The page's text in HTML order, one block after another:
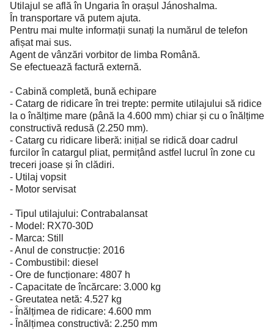
Utilajul se află în Ungaria în orașul Jánoshalma.
În transportare vă putem ajuta.
Pentru mai multe informații sunați la numărul de telefon
afișat mai sus.
Agent de vânzări vorbitor de limba Română.
Se efectuează factură externă.
- Cabină completă, bună echipare
- Catarg de ridicare în trei trepte: permite utilajului să ridice
la o înălțime mare (până la 4.600 mm) chiar și cu o înălțime
constructivă redusă (2.250 mm).
- Catarg cu ridicare liberă: inițial se ridică doar cadrul
furcilor în catargul pliat, permițând astfel lucrul în zone cu
treceri joase și în clădiri.
- Utilaj vopsit
- Motor servisat
- Tipul utilajului: Contrabalansat
- Model: RX70-30D
- Marca: Still
- Anul de construcție: 2016
- Combustibil: diesel
- Ore de funcționare: 4807 h
- Capacitate de încărcare: 3.000 kg
- Greutatea netă: 4.527 kg
- Înălțimea de ridicare: 4.600 mm
- Înălțimea constructivă: 2.250 mm